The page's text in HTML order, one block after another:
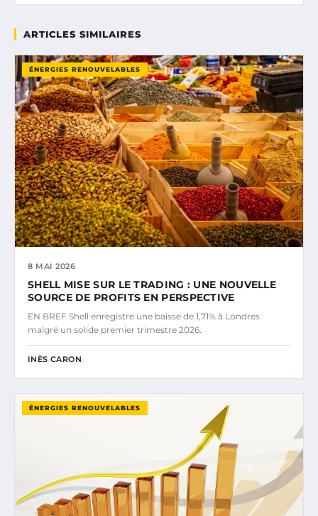
ARTICLES SIMILAIRES
ÉNERGIES RENOUVELABLES
8 MAI 2026
SHELL MISE SUR LE TRADING : UNE NOUVELLE
SOURCE DE PROFITS EN PERSPECTIVE
EN BREF Shell enregistre une baisse de 1,71% à Londres
malgré un solide premier trimestre 2026.
INÈS CARON
ÉNERGIES RENOUVELABLES